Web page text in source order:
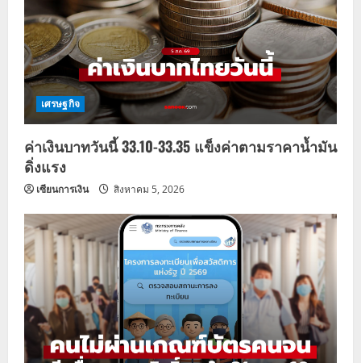
เศรษฐกิจ
ค่าเงินบาทวันนี้ 33.10-33.35 แข็งค่าตามราคาน้ำมัน
ดิ่งแรง
เซียนการเงิน สิงหาคม 5, 2026